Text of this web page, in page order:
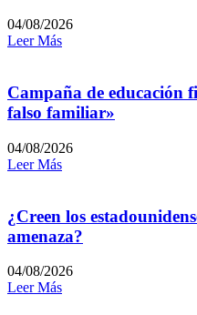
04/08/2026
Leer Más
Campaña de educación
falso familiar»
04/08/2026
Leer Más
¿Creen los
amenaza?
04/08/2026
Leer Más